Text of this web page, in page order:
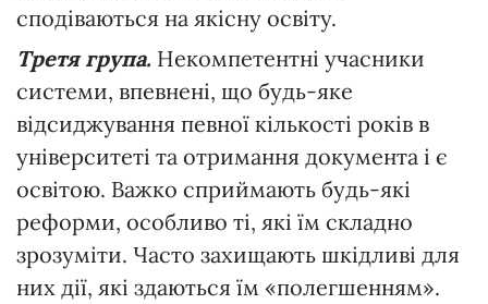
сподіваються на якісну освіту.
Третя група. Некомпетентні учасники
системи, впевнені, що будь-яке
відсиджування певної кількості років в
університеті та отримання документа і є
освітою. Важко сприймають будь-які
реформи, особливо ті, які їм складно
зрозуміти. Часто захищають шкідливі для
них дії, які здаються їм «полегшенням».